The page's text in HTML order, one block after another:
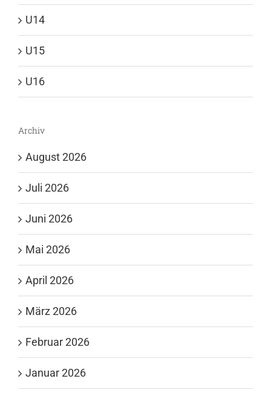
U14
U15
U16
Archiv
August 2026
Juli 2026
Juni 2026
Mai 2026
April 2026
März 2026
Februar 2026
Januar 2026